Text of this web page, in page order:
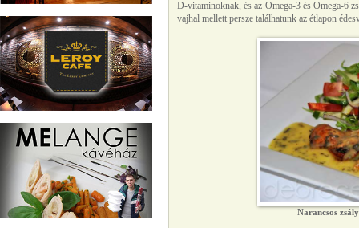
D-vitaminoknak, és az Omega-3 és Omega-6
vajhal mellett persze találhatunk az étlapon
Narancsos